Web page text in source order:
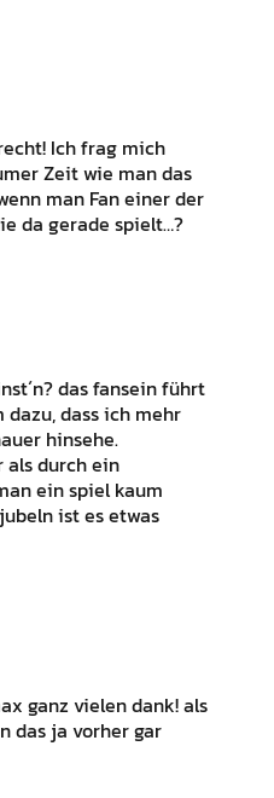
Ich frag mich
Zeit wie man das
man Fan einer der
da gerade spielt…?
das fansein führt
dass ich mehr
hinsehe.
als durch ein
ein spiel kaum
ist es etwas
ganz vielen dank! als
das ja vorher gar